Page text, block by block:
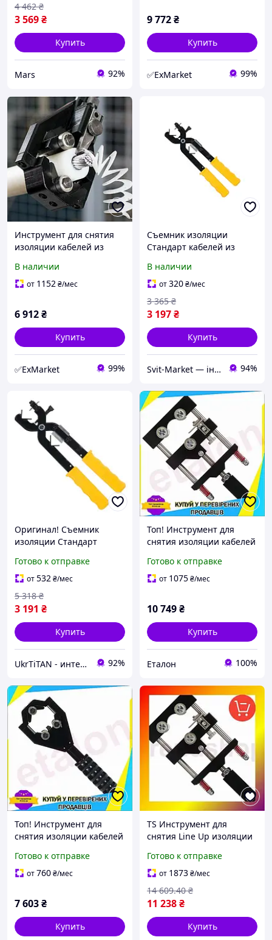
3 569₴
4 462 ₴
Купить
Mars 92%
9 772₴
Купить
✅ExMarket 99%
Инструмент для снятия
изоляции кабелей из
полупроводникового
экрана ø20-40мм Standart
В наличии
от 1152₴/мес
6 912₴
Купить
✅ExMarket 99%
Съемник изоляции
Стандарт кабелей из
30мм (JCBX0301)
В наличии
от320₴/мес
3 197₴
3 365 ₴
Купить
Svit-Market — інтернет супермаркет 94%
Оригинал! Съемник
изоляции Стандарт
полиэтилена 15-30мм
(JCBX0301) - Высшее
качество!
Готово к отправке
от532₴/мес
3 191 ₴
5 318 ₴
Купить
UkrTiTAN - интернет-магазин электроники и компьютерной техники 92%
Топ! Инструмент для
снятия изоляции кабелей
и полупроводникового
экрана ø38-68мм СТАН
Готово к отправке
от 1075₴/мес
10 749₴
Купить
Еталон 100%
Топ! Инструмент для
снятия изоляции кабелей
и полупроводникового
экрана ø20-40мм СТАН
Готово к отправке
от760₴/мес
7 603₴
Купить
TS Инструмент для
снятия Line Up изоляции
полиэтилена и
полупроводникового
экрана ø TRD-33/
Готово к отправке
от 1873₴/мес
11 238₴
14 609.40 ₴
Купить